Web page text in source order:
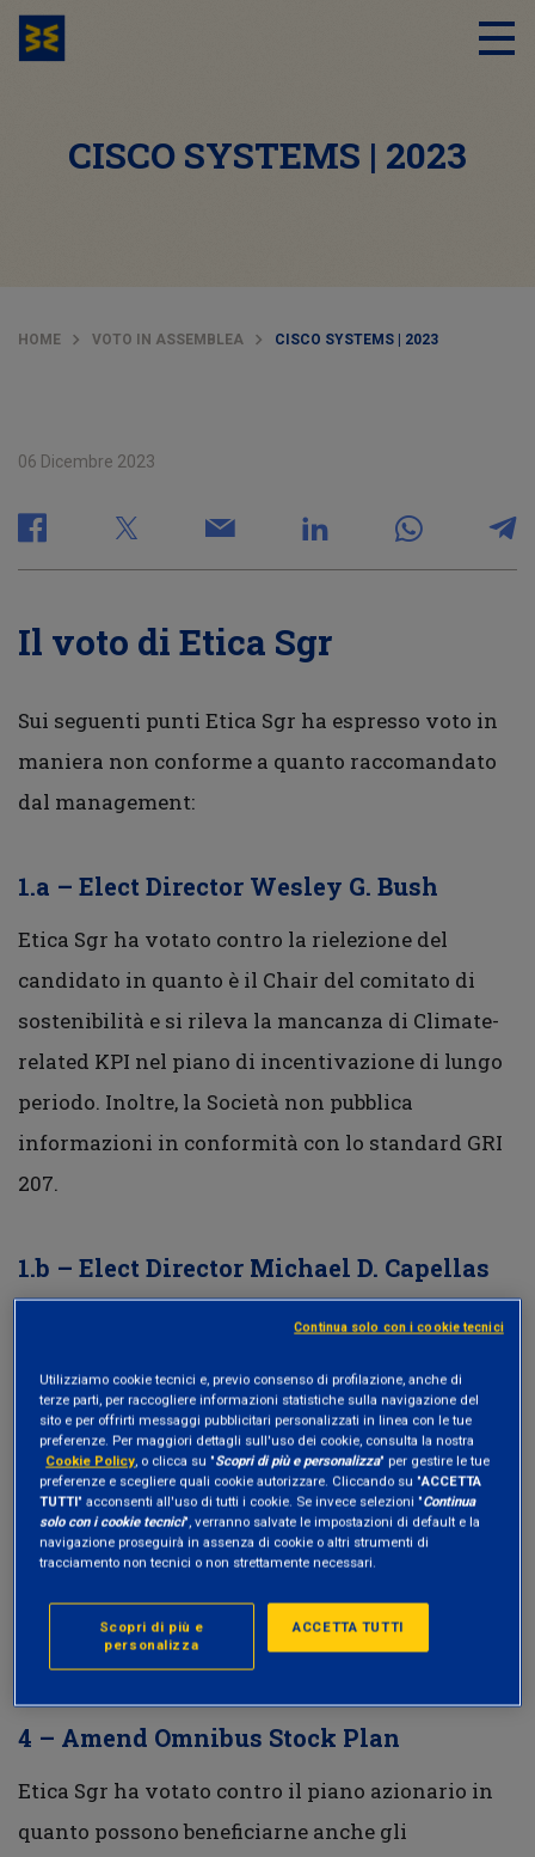
CISCO SYSTEMS | 2023
HOME VOTO IN ASSEMBLEA CISCO SYSTEMS | 2023
06 Dicembre 2023
Il voto di Etica Sgr
Sui seguenti punti Etica Sgr ha espresso voto in
maniera non conforme a quanto raccomandato
dal management:
1.a – Elect Director Wesley G. Bush
Etica Sgr ha votato contro la rielezione del
candidato in quanto è il Chair del comitato di
sostenibilità e si rileva la mancanza di Climate-
related KPI nel piano di incentivazione di lungo
periodo. Inoltre, la Società non pubblica
informazioni in conformità con lo standard GRI
207.
1.b – Elect Director Michael D. Capellas
Etica ha votato contro la rielezione del candidato
mandato dura da più di 12 anni, limite stabilito
da Etica per poter considerare il Direttore
effettivamente indipendente.
Inoltre, il candidato è il Presidente del comitato
nomine e il livello di Gender Diversity all’interno
del Board è inferiore alla soglia fissata da Etica.
4 – Amend Omnibus Stock Plan
Etica Sgr ha votato contro il piano azionario in
quanto possono beneficiarne anche gli
Utilizziamo cookie tecnici e, previo consenso di profilazione, anche di
terze parti, per raccogliere informazioni statistiche sulla navigazione del
sito e per offrirti messaggi pubblicitari personalizzati in linea con le tue
preferenze. Per maggiori dettagli sull'uso dei cookie, consulta la nostra
Cookie Policy, o clicca su "Scopri di più e personalizza" per gestire le tue
preferenze e scegliere quali cookie autorizzare. Cliccando su "ACCETTA
TUTTI" acconsenti all'uso di tutti i cookie. Se invece selezioni "Continua
solo con i cookie tecnici", verranno salvate le impostazioni di default e la
navigazione proseguirà in assenza di cookie o altri strumenti di
tracciamento non tecnici o non strettamente necessari.
ACCETTA TUTTI
Scopri di più e
personalizza
Continua solo con i cookie tecnici